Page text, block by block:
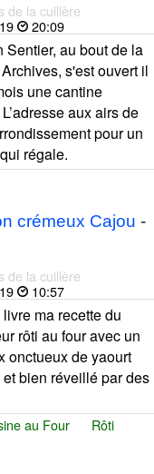
de la cuillère
20:09
Sentier, au bout de la
s'est ouvert il
une cantine
aux airs de
pour un
régale.
crémeux Cajou -
de la cuillère
10:57
ma recette du
rôti au four avec un
onctueux de yaourt
bien réveillé par des
au Four Rôti